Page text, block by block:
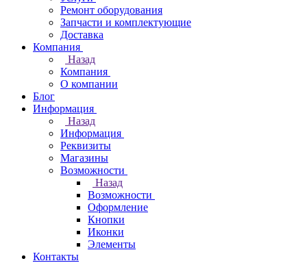
Ремонт оборудования
Запчасти и комплектующие
Доставка
Компания
Назад
Компания
О компании
Блог
Информация
Назад
Информация
Реквизиты
Магазины
Возможности
Назад
Возможности
Оформление
Кнопки
Иконки
Элементы
Контакты